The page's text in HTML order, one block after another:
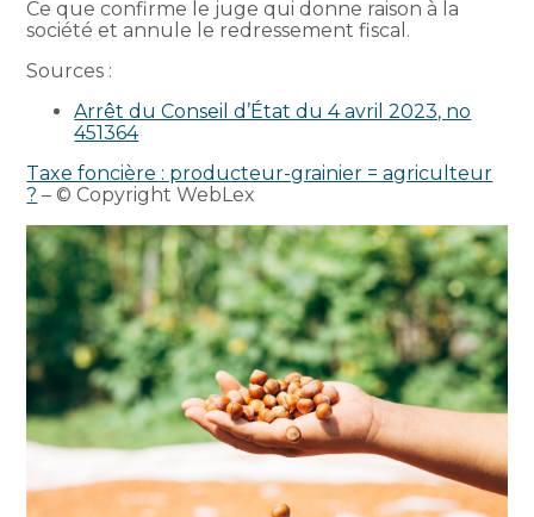
Ce que confirme le juge qui donne raison à la
société et annule le redressement fiscal.
Sources :
Arrêt du Conseil d’État du 4 avril 2023, no
451364
Taxe foncière : producteur-grainier = agriculteur
? – © Copyright WebLex